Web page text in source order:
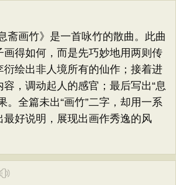
画竹》是一首咏竹的散曲。此曲
画得如何，而是先巧妙地用两则传
衍绘出非人境所有的仙作；接着进
，调动起人的感官；最后写出“息
。全篇未出“画竹”二字，却用一系
最好说明，展现出画作秀逸的风